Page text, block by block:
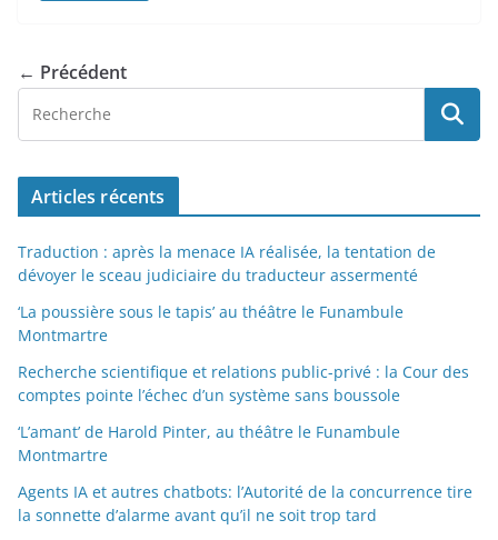
← Précédent
Articles récents
Traduction : après la menace IA réalisée, la tentation de
dévoyer le sceau judiciaire du traducteur assermenté
‘La poussière sous le tapis’ au théâtre le Funambule
Montmartre
Recherche scientifique et relations public-privé : la Cour des
comptes pointe l’échec d’un système sans boussole
‘L’amant’ de Harold Pinter, au théâtre le Funambule
Montmartre
Agents IA et autres chatbots: l’Autorité de la concurrence tire
la sonnette d’alarme avant qu’il ne soit trop tard